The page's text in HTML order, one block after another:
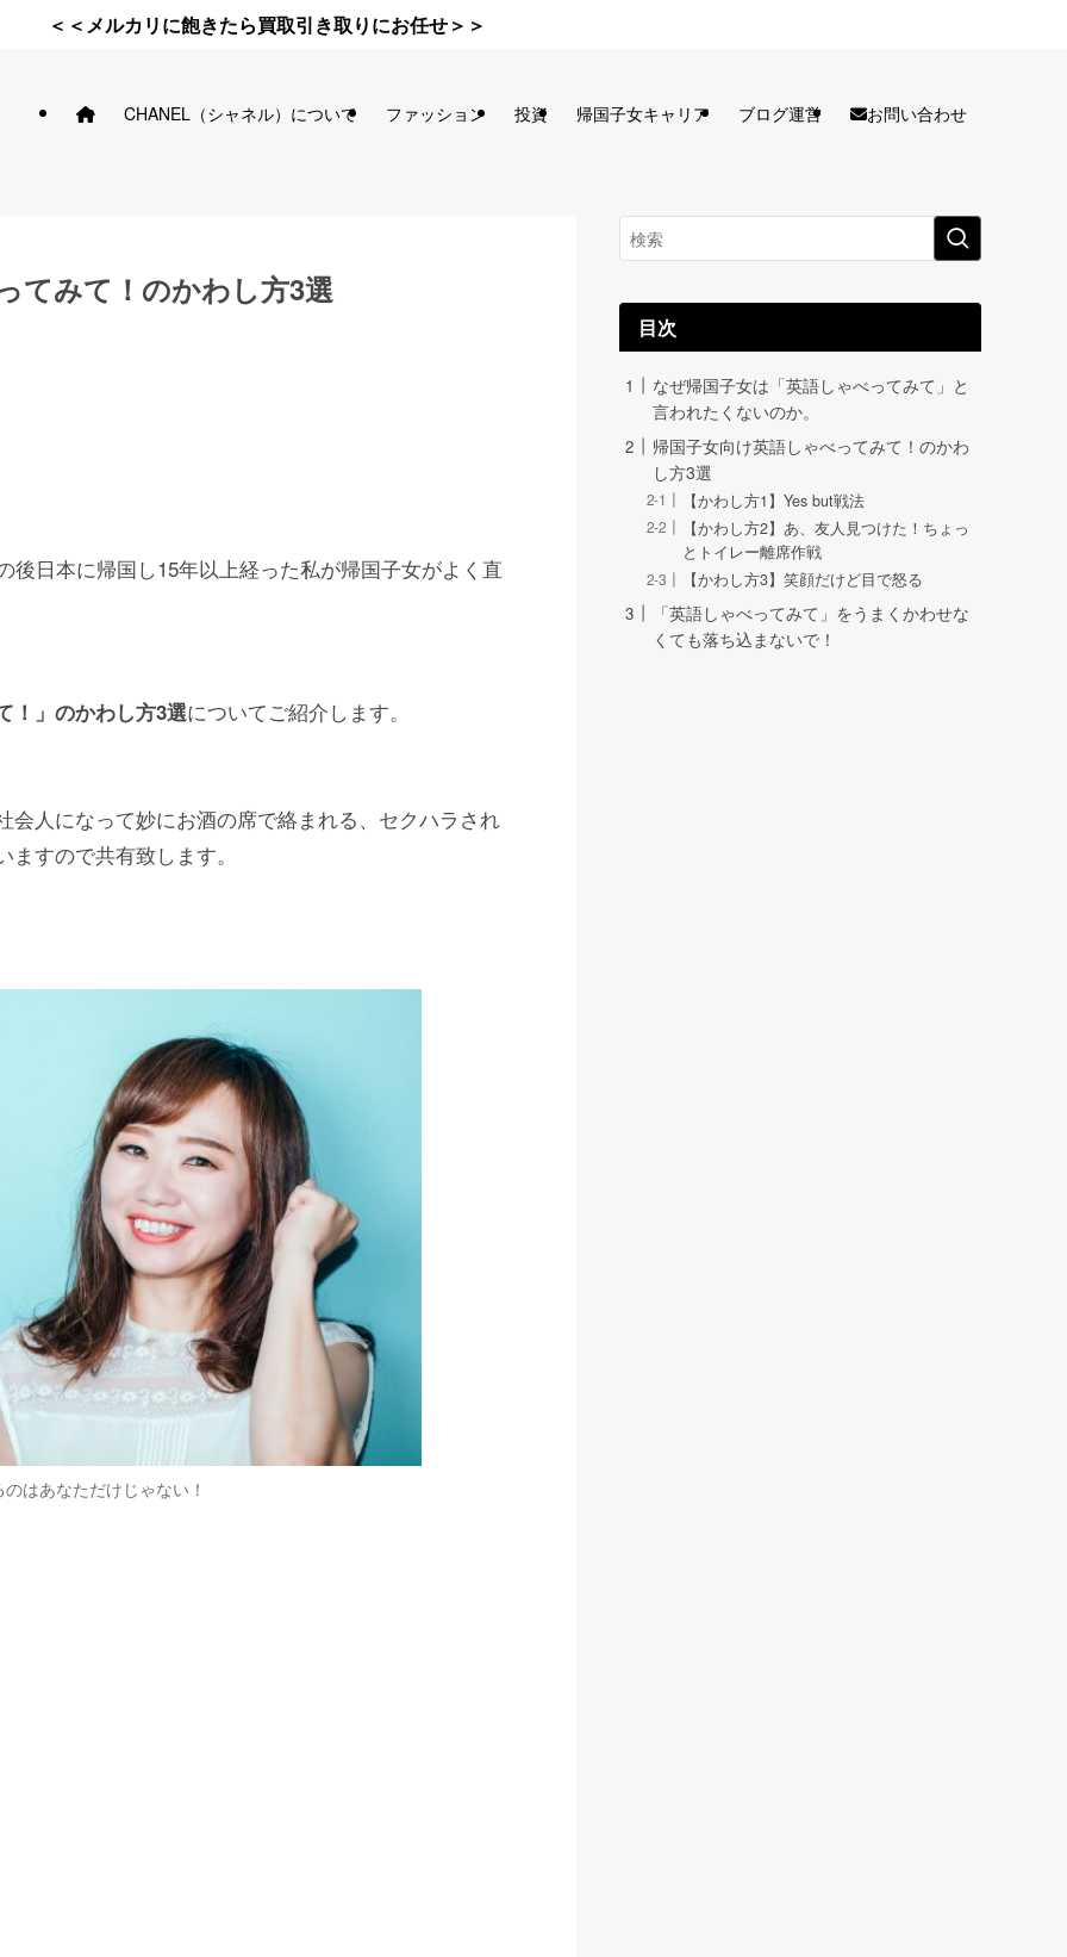
＜＜メルカリに飽きたら買取引き取りにお任せ＞＞
CHANEL（シャネル）について ファッション 投資 帰国子女キャリア ブログ運営 お問い合わせ
てみて！のかわし方3選
後日本に帰国し15年以上経った私が帰国子女がよく直
！」のかわし方3選についてご紹介します。
人になって妙にお酒の席で絡まれる、セクハラされ
すので共有致します。
はあなただけじゃない！
目次
なぜ帰国子女は「英語しゃべってみて」と
言われたくないのか。
帰国子女向け英語しゃべってみて！のかわ
し方3選
【かわし方1】Yes but戦法
【かわし方2】あ、友人見つけた！ちょっ
とトイレー離席作戦
【かわし方3】笑顔だけど目で怒る
「英語しゃべってみて」をうまくかわせな
くても落ち込まないで！